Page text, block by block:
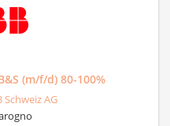
(m/f/d) 80-100%
Schweiz AG